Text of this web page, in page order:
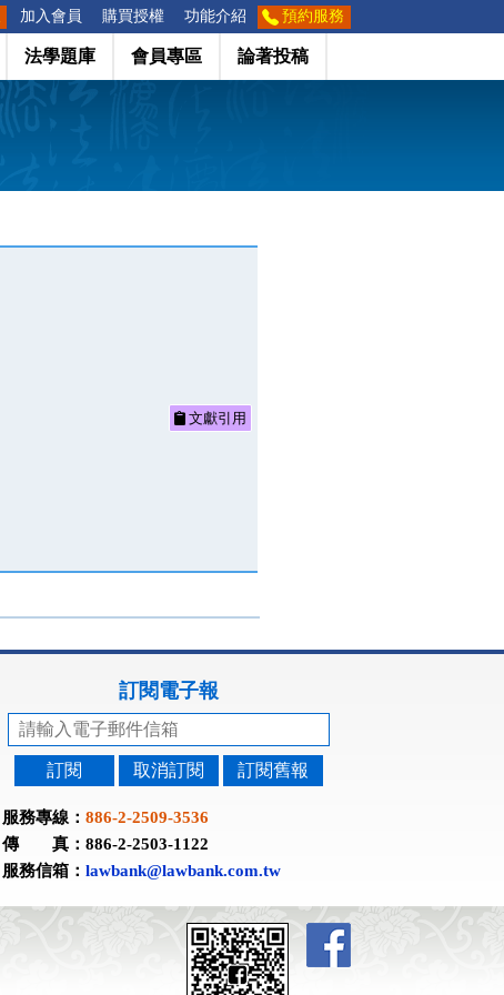
加入會員 購買授權 功能介紹 預約服務
法學題庫 會員專區 論著投稿
文獻引用
訂閱電子報
訂閱 取消訂閱 訂閱舊報
服務專線： 886-2-2509-3536
傳 真：886-2-2503-1122
服務信箱： lawbank@lawbank.com.tw